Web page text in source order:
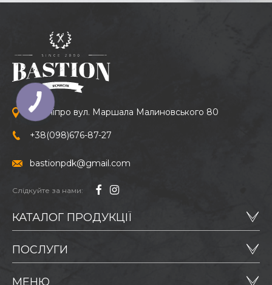
м. Дніпро вул. Маршала Малиновського 80
+38(098)676-87-27
bastionpdk@gmail.com
Слідкуйте за нами:
КАТАЛОГ ПРОДУКЦІЇ
ПОСЛУГИ
МЕНЮ